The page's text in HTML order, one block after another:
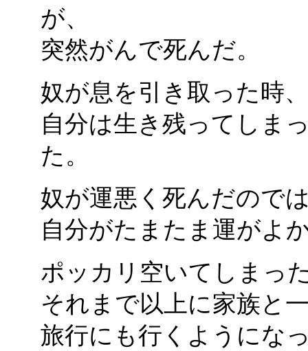
が、
突然がんで死んだ。
奴が息を引き取った時、
自分は生き残ってしま
た。
奴が運悪く死んだので
自分がたまたま運がよ
ポッカリ空いてしまっ
それまで以上に家族と
旅行にも行くようにな